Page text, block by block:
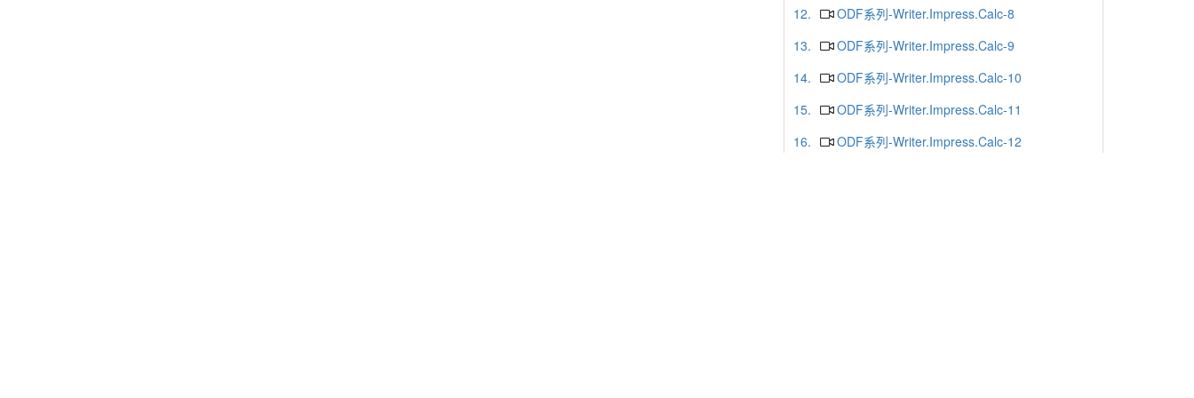
12.
ODF系列-Writer.Impress.Calc-8
13.
ODF系列-Writer.Impress.Calc-9
14.
ODF系列-Writer.Impress.Calc-10
15.
ODF系列-Writer.Impress.Calc-11
16.
ODF系列-Writer.Impress.Calc-12